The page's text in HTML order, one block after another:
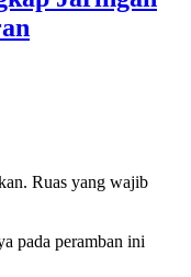
Ruas yang wajib
pada peramban ini